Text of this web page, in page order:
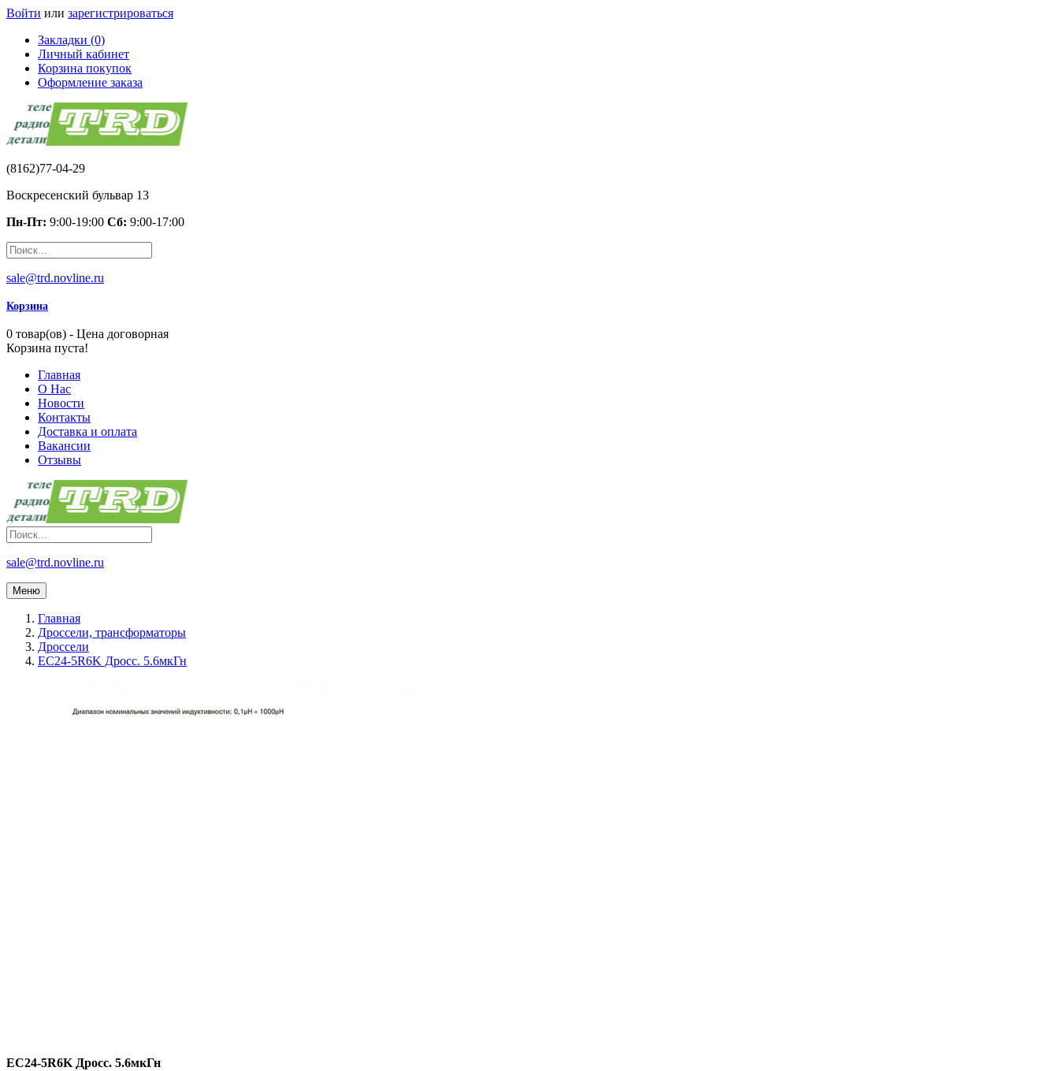
Войти или зарегистрироваться
Закладки (0)
Личный кабинет
Корзина покупок
Оформление заказа
(8162)77-04-29
Воскресенский бульвар 13
Пн-Пт: 9:00-19:00 Сб: 9:00-17:00
sale@trd.novline.ru
Корзина
0 товар(ов) - Цена договорная
Корзина пуста!
Главная
О Нас
Новости
Контакты
Доставка и оплата
Вакансии
Отзывы
sale@trd.novline.ru
Меню
Главная
Дроссели, трансформаторы
Дроссели
EC24-5R6K Дросс. 5.6мкГн
EC24-5R6K Дросс. 5.6мкГн